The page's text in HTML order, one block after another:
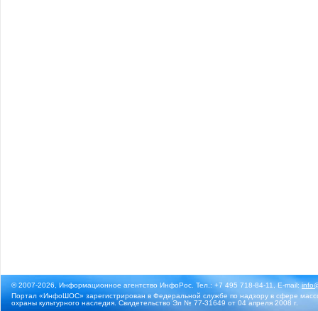
© 2007-2026, Информационное агентство ИнфоРос. Тел.: +7 495 718-84-11, E-mail:
Портал «ИнфоШОС» зарегистрирован в Федеральной службе по надзору в сфере
охраны культурного наследия. Свидетельство Эл № 77-31649 от 04 апреля 2008 г.